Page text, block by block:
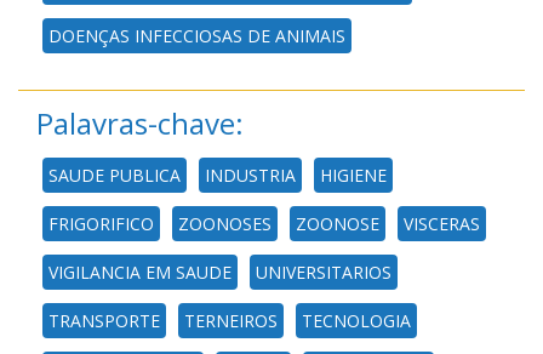
DOENÇAS INFECCIOSAS DE ANIMAIS
Palavras-chave:
SAUDE PUBLICA INDUSTRIA HIGIENE
FRIGORIFICO ZOONOSES ZOONOSE VISCERAS
VIGILANCIA EM SAUDE UNIVERSITARIOS
TRANSPORTE TERNEIROS TECNOLOGIA